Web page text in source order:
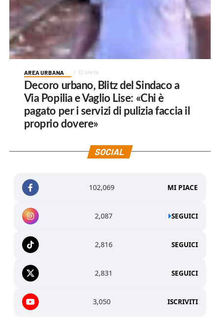
AREA URBANA 12 ore fa
Decoro urbano, Blitz del Sindaco a
Via Popilia e Vaglio Lise: «Chi è
pagato per i servizi di pulizia faccia il
proprio dovere»
SOCIAL
102,069 MI PIACE
2,087 SEGUICI
2,816 SEGUICI
2,831 SEGUICI
3,050 ISCRIVITI